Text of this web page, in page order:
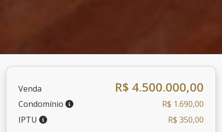
Venda R$ 4.500.000,00
Condomínio
R$ 1.690,00
IPTU
R$ 350,00